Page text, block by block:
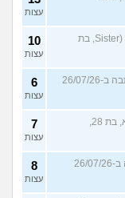
עצות
(Sister, בת
10
עצות
(נערה, בת 16, כתבה ב-26/07/26
6
עצות
(א, בת 28,
7
עצות
(.., בת 21, כתבה ב-26/07/26
8
עצות